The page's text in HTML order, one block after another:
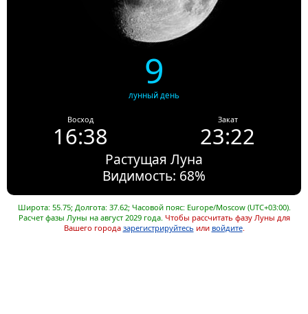
9
лунный день
Восход
16:38
Закат
23:22
Растущая Луна
Видимость: 68%
Широта: 55.75; Долгота: 37.62; Часовой пояс: Europe/Moscow (UTC+03:00).
Расчет фазы Луны на август 2029 года. Чтобы рассчитать фазу Луны для
Вашего города зарегистрируйтесь или войдите.